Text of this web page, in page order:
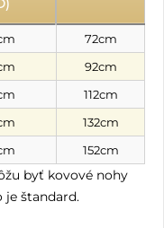
72cm
92cm
112cm
132cm
152cm
byť kovové nohy
je štandard.